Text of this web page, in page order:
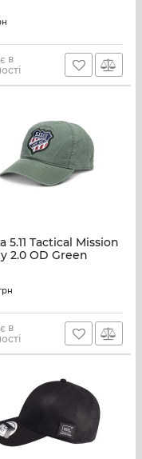
в
5.11 Tactical Mission
2.0 OD Green
в